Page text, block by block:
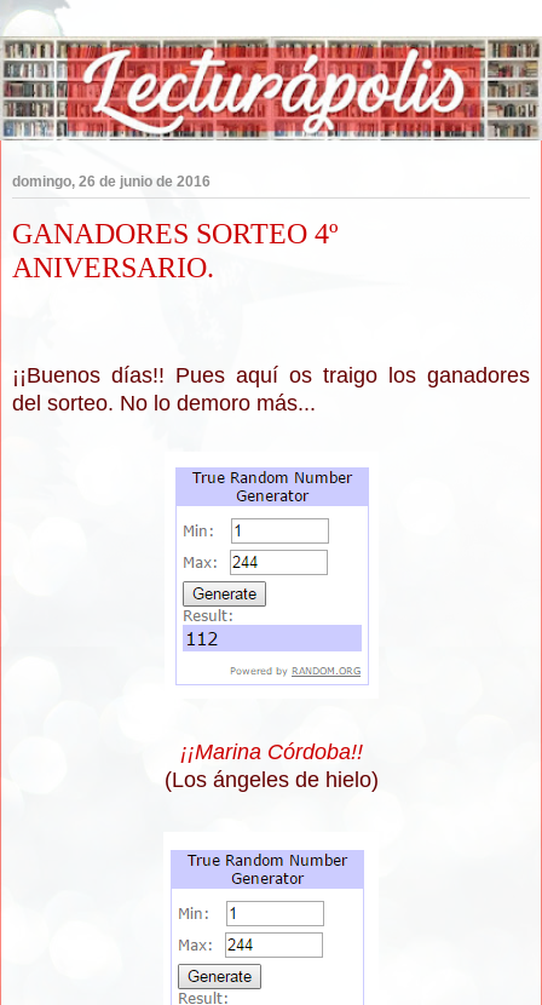
domingo, 26 de junio de 2016
GANADORES SORTEO 4º
ANIVERSARIO.
¡¡Buenos días!! Pues aquí os traigo los ganadores
del sorteo. No lo demoro más...
¡¡Marina Córdoba!!
(Los ángeles de hielo)